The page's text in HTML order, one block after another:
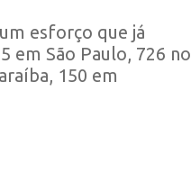
esforço que já
em São Paulo, 726 no
150 em